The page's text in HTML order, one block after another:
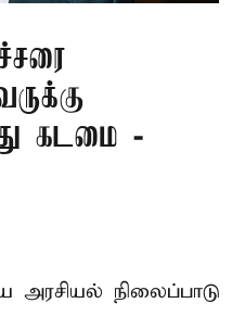
கடமை -
அரசியல் நிலைப்பாடு